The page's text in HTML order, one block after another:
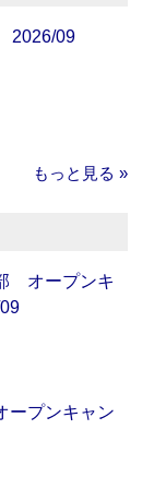
2026/09
もっと見る »
オープンキ
ープンキャン